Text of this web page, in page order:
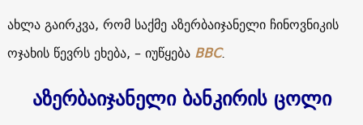
ახლა გაირკვა, რომ საქმე აზერბაიჯანელი ჩინოვნიკის
ოჯახის წევრს ეხება, – იუწყება BBC.
აზერბაიჯანელი ბანკირის ცოლი